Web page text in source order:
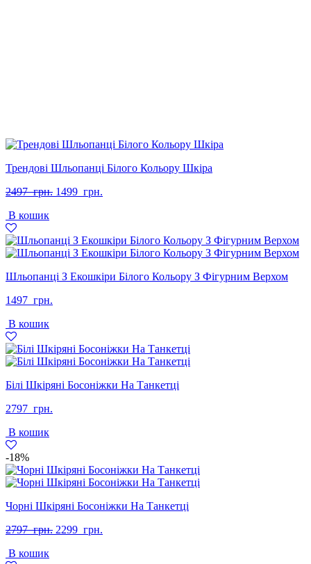
Трендові Шльопанці Білого Кольору Шкіра
2497 грн. Оригінальна
1499 грн.
В кошик
Шльопанці З Екошкіри Білого Кольору З Фігурним Верхом
1497 грн.
В кошик
Білі Шкіряні Босоніжки На Танкетці
2797 грн.
В кошик
-18%
Чорні Шкіряні Босоніжки На Танкетці
2797 грн. Оригінальна
2299 грн.
В кошик